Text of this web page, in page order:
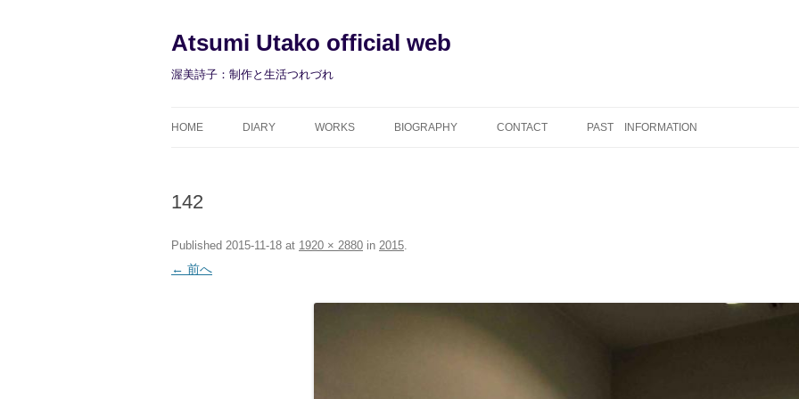
ン
ツ
へ
ス
Atsumi Utako official web
渥美詩子：制作と生活つれづれ
HOME DIARY WORKS BIOGRAPHY CONTACT PAST INFORMATION
142
Published 2015-11-18 at 1920 × 2880 in 2015.
← 前へ